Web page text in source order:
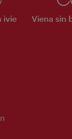
ivie Viena sin